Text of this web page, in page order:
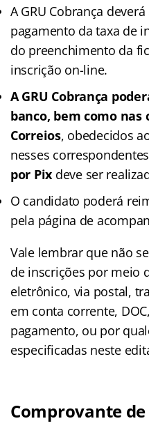
A GRU Cobrança
pagamento da taxa de
do preenchimento da
inscrição on-line.
A GRU Cobrança
banco, bem como nas
Correios, obedecidos
nesses
por Pix deve ser
O candidato poderá
pela página de
Vale lembrar que não
de inscrições por meio
eletrônico, via postal,
em conta corrente,
pagamento, ou por
especificadas neste
Comprovante